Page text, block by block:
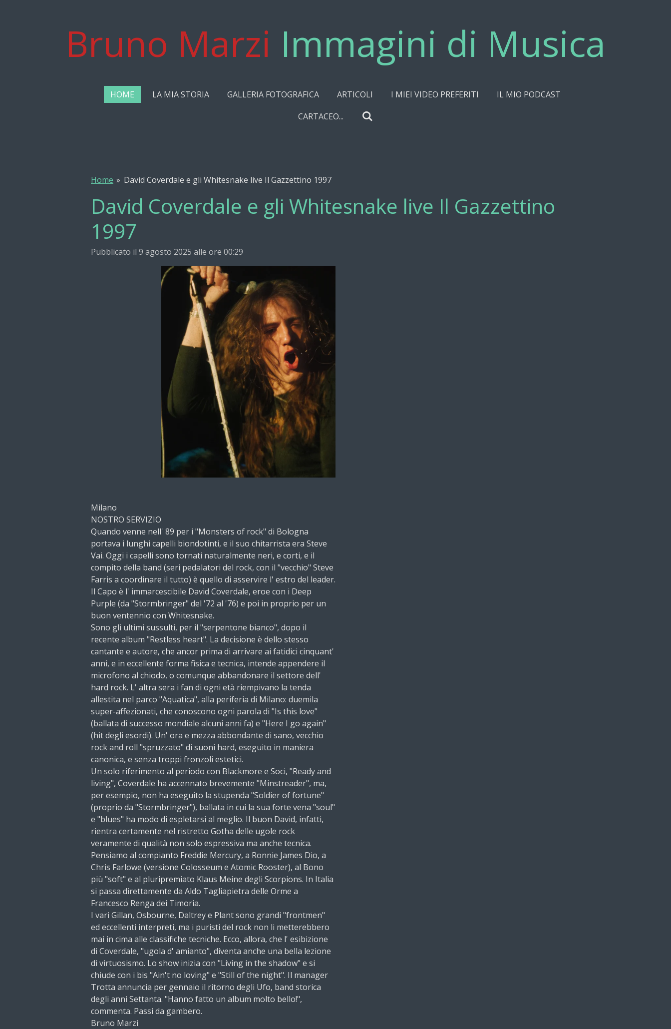
Bruno Marzi Immagini di Musica
HOME LA MIA STORIA GALLERIA FOTOGRAFICA ARTICOLI I MIEI VIDEO PREFERITI
IL MIO PODCAST
CARTACEO...
Home » David Coverdale e gli Whitesnake live Il Gazzettino 1997
David Coverdale e gli Whitesnake live Il Gazzettino
1997
Pubblicato il 9 agosto 2025 alle ore 00:29
Milano
NOSTRO SERVIZIO
Quando venne nell' 89 per i "Monsters of rock" di Bologna
portava i lunghi capelli biondotinti, e il suo chitarrista era Steve
Vai. Oggi i capelli sono tornati naturalmente neri, e corti, e il
compito della band (seri pedalatori del rock, con il "vecchio" Steve
Farris a coordinare il tutto) è quello di asservire l' estro del leader.
Il Capo è l' immarcescibile David Coverdale, eroe con i Deep
Purple (da "Stormbringer" del '72 al '76) e poi in proprio per un
buon ventennio con Whitesnake.
Sono gli ultimi sussulti, per il "serpentone bianco", dopo il
recente album "Restless heart". La decisione è dello stesso
cantante e autore, che ancor prima di arrivare ai fatidici cinquant'
anni, e in eccellente forma fisica e tecnica, intende appendere il
microfono al chiodo, o comunque abbandonare il settore dell'
hard rock. L' altra sera i fan di ogni età riempivano la tenda
allestita nel parco "Aquatica", alla periferia di Milano: duemila
super-affezionati, che conoscono ogni parola di "Is this love"
(ballata di successo mondiale alcuni anni fa) e "Here I go again"
(hit degli esordi). Un' ora e mezza abbondante di sano, vecchio
rock and roll "spruzzato" di suoni hard, eseguito in maniera
canonica, e senza troppi fronzoli estetici.
Un solo riferimento al periodo con Blackmore e Soci, "Ready and
living", Coverdale ha accennato brevemente "Minstreader", ma,
per esempio, non ha eseguito la stupenda "Soldier of fortune"
(proprio da "Stormbringer"), ballata in cui la sua forte vena "soul"
e "blues" ha modo di espletarsi al meglio. Il buon David, infatti,
rientra certamente nel ristretto Gotha delle ugole rock
veramente di qualità non solo espressiva ma anche tecnica.
Pensiamo al compianto Freddie Mercury, a Ronnie James Dio, a
Chris Farlowe (versione Colosseum e Atomic Rooster), al Bono
più "soft" e al pluripremiato Klaus Meine degli Scorpions. In Italia
si passa direttamente da Aldo Tagliapietra delle Orme a
Francesco Renga dei Timoria.
I vari Gillan, Osbourne, Daltrey e Plant sono grandi "frontmen"
ed eccellenti interpreti, ma i puristi del rock non li metterebbero
mai in cima alle classifiche tecniche. Ecco, allora, che l' esibizione
di Coverdale, "ugola d' amianto", diventa anche una bella lezione
di virtuosismo. Lo show inizia con "Living in the shadow" e si
chiude con i bis "Ain't no loving" e "Still of the night". Il manager
Trotta annuncia per gennaio il ritorno degli Ufo, band storica
degli anni Settanta. "Hanno fatto un album molto bello!",
commenta. Passi da gambero.
Bruno Marzi